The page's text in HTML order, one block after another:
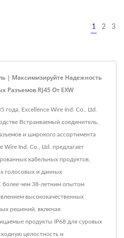
1 2 3
| Максимизируйте Надежность
RJ45 От EXW
года, Excellence Wire Ind. Co., Ltd.
Встраиваемый соединитель,
и широкого ассортимента
Wire Ind. Co., Ltd. предлагает
кабельных продуктов,
голосовых и данных
более чем 38-летним опытом
высококачественных
решений, включая
продукты IP68 для суровых
целостность и